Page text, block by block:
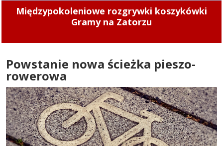
„Zamiast chodnika jest nieutwardzone
klepisko. To znacząco utrudnia poruszanie się
Powstanie nowa ścieżka pieszo-
rowerowa